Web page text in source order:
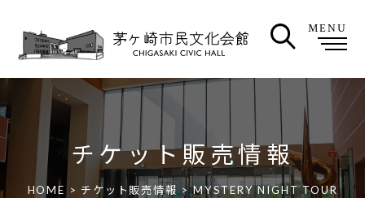
MENU
チケット販売情報
HOME>チケット販売情報> MYSTERY NIGHT TOUR